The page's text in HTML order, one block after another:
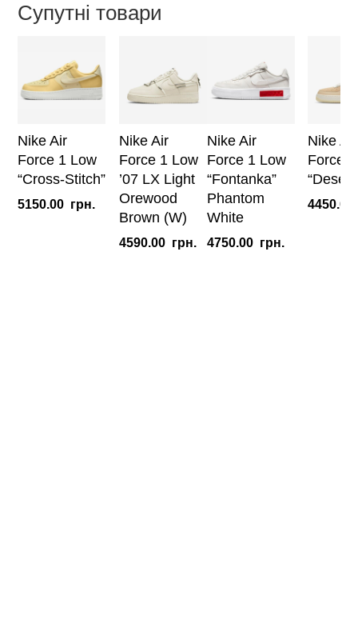
кількість
Супутні товари
Nike Air
Force 1 Low
“Cross-Stitch”
5150.00 грн.
Nike Air
Force 1 Low
’07 LX Light
Orewood
Brown (W)
4590.00 грн.
Nike Air
Force 1 Low
“Fontanka”
Phantom
White
4750.00 грн.
Nike Air
Force
“Desert
4450.00